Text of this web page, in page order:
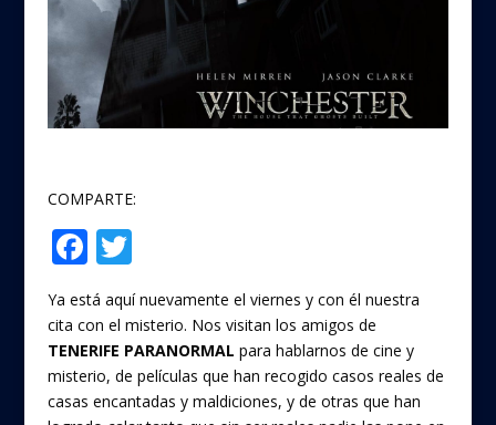
COMPARTE:
F
ac
e
b
o
T
w
itt
er
Ya está aquí nuevamente el viernes y con él nuestra
cita con el misterio. Nos visitan los amigos de
TENERIFE PARANORMAL para hablarnos de cine y
misterio, de películas que han recogido casos reales de
casas encantadas y maldiciones, y de otras que han